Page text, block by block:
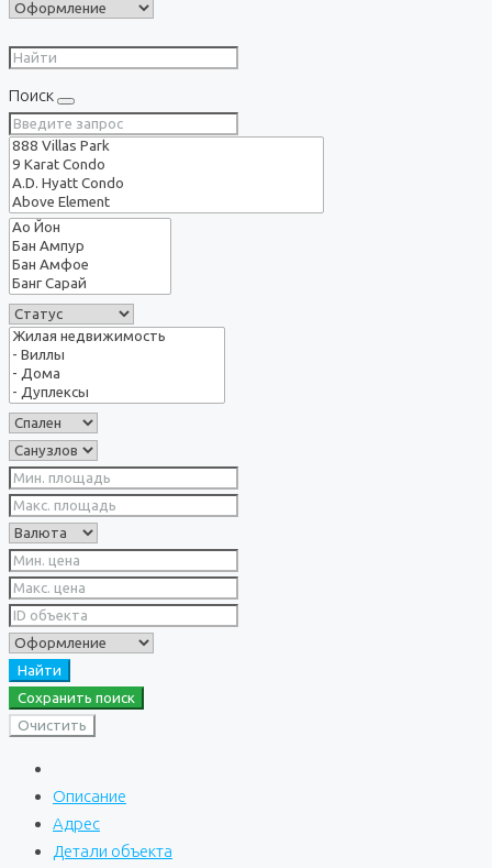
Поиск
Найти
Сохранить поиск
Очистить
Описание
Адрес
Детали объекта